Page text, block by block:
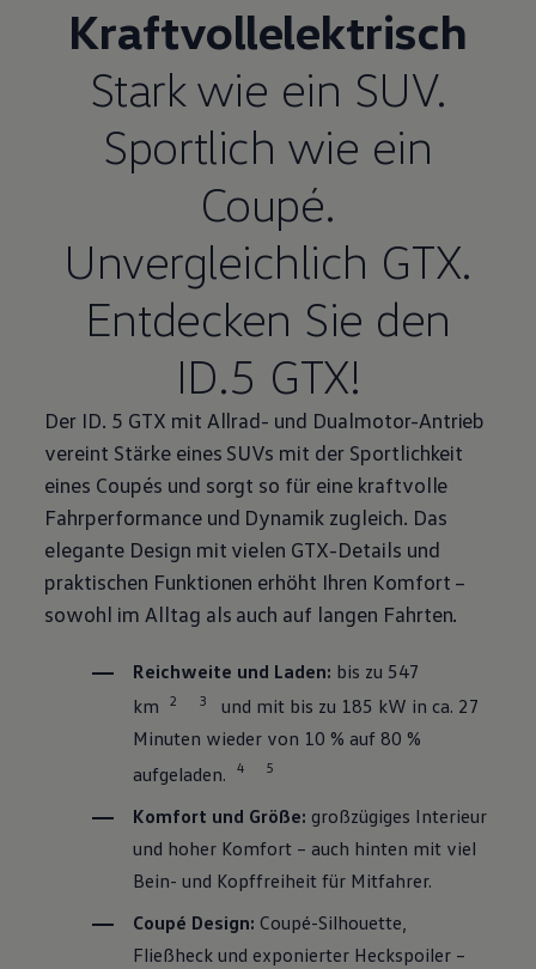
Kraftvollelektrisch
Stark wie ein SUV.
Sportlich wie ein
Coupé.
Unvergleichlich GTX.
Entdecken Sie den
ID.5 GTX!
Der ID. 5 GTX mit Allrad- und Dualmotor-Antrieb
vereint Stärke eines SUVs mit der Sportlichkeit
eines Coupés und sorgt so für eine kraftvolle
Fahrperformance und Dynamik zugleich. Das
elegante Design mit vielen GTX-Details und
praktischen Funktionen erhöht Ihren Komfort –
sowohl im Alltag als auch auf langen Fahrten.
Reichweite und Laden: bis zu 547
km
2 3
und mit bis zu 185 kW in ca. 27
Minuten wieder von 10 % auf 80 %
aufgeladen.
4 5
Komfort und Größe: großzügiges Interieur
und hoher Komfort – auch hinten mit viel
Bein- und Kopffreiheit für Mitfahrer.
Coupé Design:Coupé-Silhouette,
Fließheck und exponierter Heckspoiler –